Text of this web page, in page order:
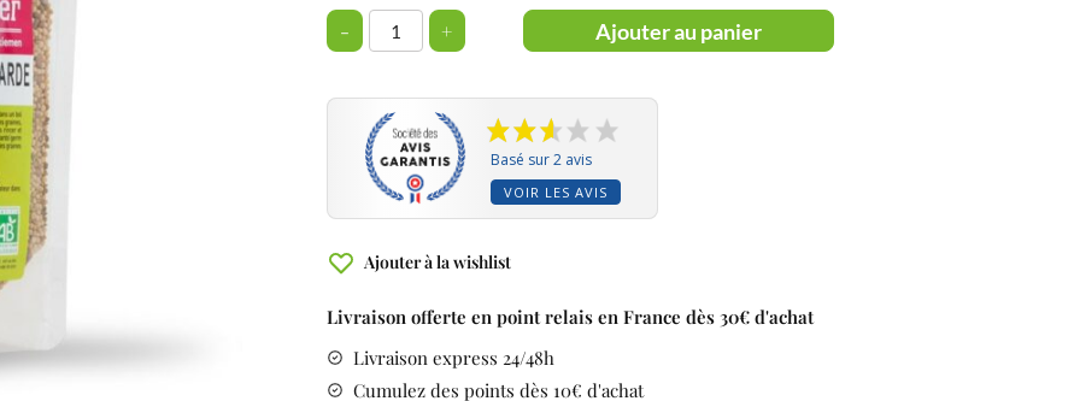
- + Ajouter au panier
Basé sur 2 avis
VOIR LES AVIS
Ajouter à la wishlist
Livraison offerte en point relais en France dès 30€ d'achat
Livraison express 24/48h
Cumulez des points dès 10€ d'achat